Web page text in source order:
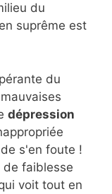
du
suprême est
du
dépression
s'en foute !
de faiblesse
voit tout en